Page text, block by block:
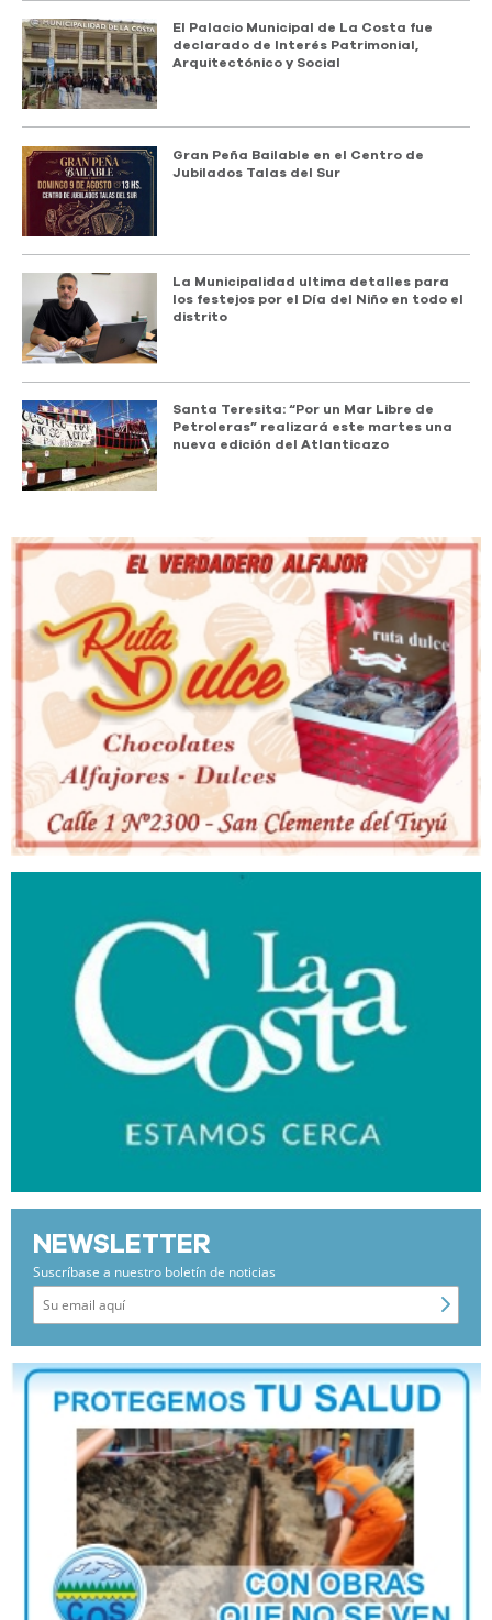
El Palacio Municipal de La Costa fue
declarado de Interés Patrimonial,
Arquitectónico y Social
Gran Peña Bailable en el Centro de
Jubilados Talas del Sur
La Municipalidad ultima detalles para
los festejos por el Día del Niño en todo el
distrito
Santa Teresita: “Por un Mar Libre de
Petroleras” realizará este martes una
nueva edición del Atlanticazo
NEWSLETTER
Suscríbase a nuestro boletín de noticias